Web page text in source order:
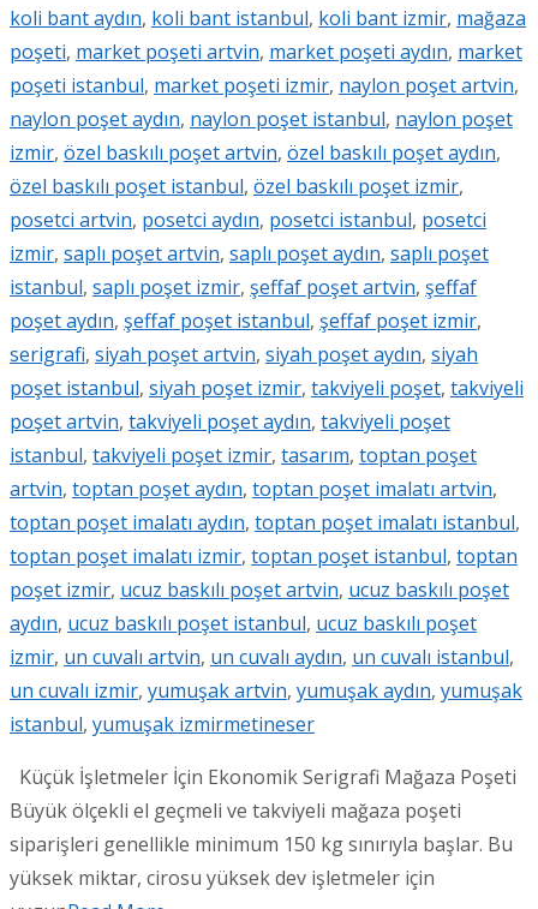
koli bant aydın, koli bant istanbul, koli bant izmir, mağaza
poşeti, market poşeti artvin, market poşeti aydın, market
poşeti istanbul, market poşeti izmir, naylon poşet artvin,
naylon poşet aydın, naylon poşet istanbul, naylon poşet
izmir, özel baskılı poşet artvin, özel baskılı poşet aydın,
özel baskılı poşet istanbul, özel baskılı poşet izmir,
posetci artvin, posetci aydın, posetci istanbul, posetci
izmir, saplı poşet artvin, saplı poşet aydın, saplı poşet
istanbul, saplı poşet izmir, şeffaf poşet artvin, şeffaf
poşet aydın, şeffaf poşet istanbul, şeffaf poşet izmir,
serigrafi, siyah poşet artvin, siyah poşet aydın, siyah
poşet istanbul, siyah poşet izmir, takviyeli poşet, takviyeli
poşet artvin, takviyeli poşet aydın, takviyeli poşet
istanbul, takviyeli poşet izmir, tasarım, toptan poşet
artvin, toptan poşet aydın, toptan poşet imalatı artvin,
toptan poşet imalatı aydın, toptan poşet imalatı istanbul,
toptan poşet imalatı izmir, toptan poşet istanbul, toptan
poşet izmir, ucuz baskılı poşet artvin, ucuz baskılı poşet
aydın, ucuz baskılı poşet istanbul, ucuz baskılı poşet
izmir, un cuvalı artvin, un cuvalı aydın, un cuvalı istanbul,
un cuvalı izmir, yumuşak artvin, yumuşak aydın, yumuşak
istanbul, yumuşak izmirmetineser
Küçük İşletmeler İçin Ekonomik Serigrafi Mağaza Poşeti
Büyük ölçekli el geçmeli ve takviyeli mağaza poşeti
siparişleri genellikle minimum 150 kg sınırıyla başlar. Bu
yüksek miktar, cirosu yüksek dev işletmeler için